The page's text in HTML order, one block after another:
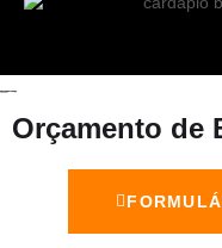
Orçamento de